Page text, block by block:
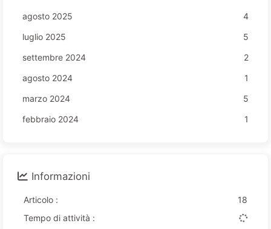
agosto 2025
4
luglio 2025
5
settembre 2024
2
agosto 2024
1
marzo 2024
5
febbraio 2024
1
Informazioni
Articolo :
18
Tempo di attività :